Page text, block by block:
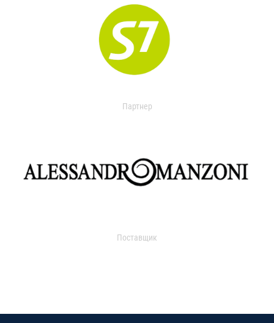
Партнер
Поставщик